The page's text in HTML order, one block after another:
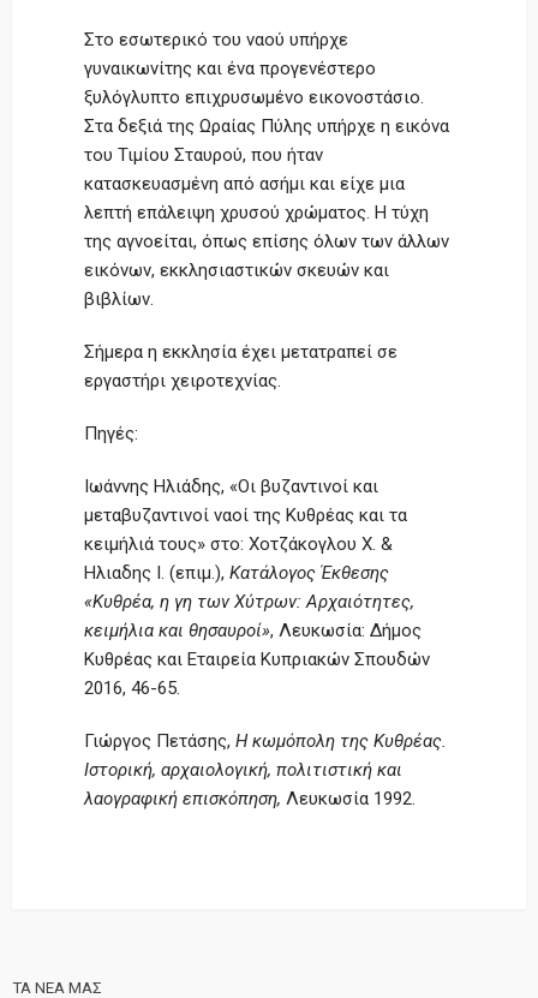
Στο εσωτερικό του ναού υπήρχε
γυναικωνίτης και ένα προγενέστερο
ξυλόγλυπτο επιχρυσωμένο εικονοστάσιο.
Στα δεξιά της Ωραίας Πύλης υπήρχε η εικόνα
του Τιμίου Σταυρού, που ήταν
κατασκευασμένη από ασήμι και είχε μια
λεπτή επάλειψη χρυσού χρώματος. Η τύχη
της αγνοείται, όπως επίσης όλων των άλλων
εικόνων, εκκλησιαστικών σκευών και
βιβλίων.
Σήμερα η εκκλησία έχει μετατραπεί σε
εργαστήρι χειροτεχνίας.
Πηγές:
Ιωάννης Ηλιάδης, «Οι βυζαντινοί και
μεταβυζαντινοί ναοί της Κυθρέας και τα
κειμήλιά τους» στο: Χοτζάκογλου Χ. &
Ηλιαδης Ι. (επιμ.), Κατάλογος Έκθεσης
«Κυθρέα, η γη των Χύτρων: Αρχαιότητες,
κειμήλια και θησαυροί», Λευκωσία: Δήμος
Κυθρέας και Εταιρεία Κυπριακών Σπουδών
2016, 46-65.
Γιώργος Πετάσης, Η κωμόπολη της Κυθρέας.
Ιστορική, αρχαιολογική, πολιτιστική και
λαογραφική επισκόπηση, Λευκωσία 1992.
ΤΑ ΝΕΑ ΜΑΣ